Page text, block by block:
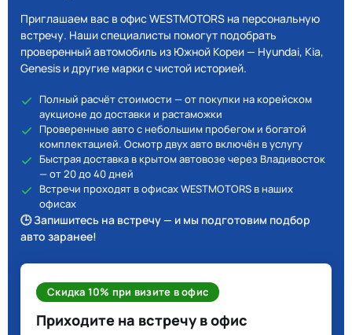
Приглашаем вас в офис WESTMOTORS на персональную
встречу. Наши специалисты помогут подобрать
проверенный автомобиль из Южной Кореи — Hyundai, Kia,
Genesis и другие марки с чистой историей.
Полный расчёт стоимости — от покупки на корейском
аукционе до доставки и растаможки
Проверенные авто с небольшим пробегом и богатой
комплектацией. Осмотр двух авто включён в услугу
Быстрая доставка в крытом автовозе через Владивосток
— от 20 до 40 дней
Встречи проходят в офисах WESTMOTORS в наших
офисах
🕒 Запишитесь на встречу — и мы подготовим подбор
авто заранее!
Скидка 10% при визите в офис
Приходите на встречу в офис